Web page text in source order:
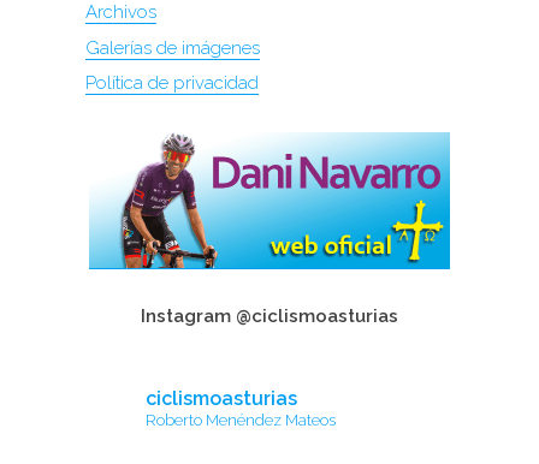
Archivos
Galerías de imágenes
Política de privacidad
Instagram @ciclismoasturias
ciclismoasturias
Roberto Menéndez Mateos